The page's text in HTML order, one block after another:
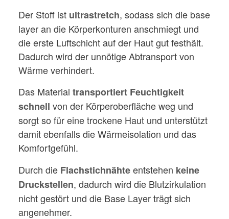
Der Stoff ist ultrastretch, sodass sich die base
layer an die Körperkonturen anschmiegt und
die erste Luftschicht auf der Haut gut festhält.
Dadurch wird der unnötige Abtransport von
Wärme verhindert.
Das Material transportiert Feuchtigkeit
schnell von der Körperoberfläche weg und
sorgt so für eine trockene Haut und unterstützt
damit ebenfalls die Wärmeisolation und das
Komfortgefühl.
Durch die Flachstichnähteentstehen keine
Druckstellen, dadurch wird die Blutzirkulation
nicht gestört und die Base Layer trägt sich
angenehmer.